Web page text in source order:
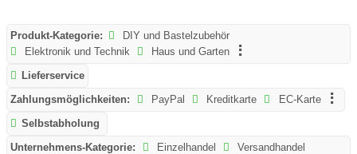
Produkt-Kategorie:
DIY und Bastelzubehör
Elektronik und Technik
Haus und Garten
Lieferservice
Zahlungsmöglichkeiten:
PayPal Kreditkarte
EC-Karte
Selbstabholung
Unternehmens-Kategorie:
Einzelhandel
Versandhandel